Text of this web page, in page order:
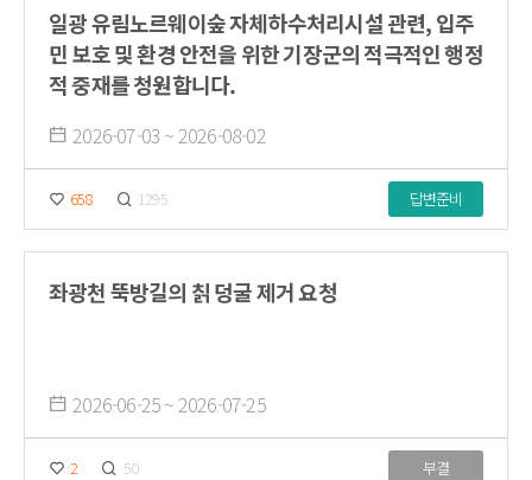
일광 유림노르웨이숲 자체하수처리시설 관련, 입주
민 보호 및 환경 안전을 위한 기장군의 적극적인 행정
적 중재를 청원합니다.
2026-07-03 ~ 2026-08-02
658 1295 답변준비
좌광천 뚝방길의 칡 덩굴 제거 요청
2026-06-25 ~ 2026-07-25
2 50 부결